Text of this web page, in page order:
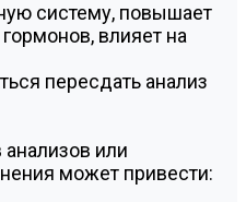
систему, повышает
влияет на
пересдать анализ
или
может привести: